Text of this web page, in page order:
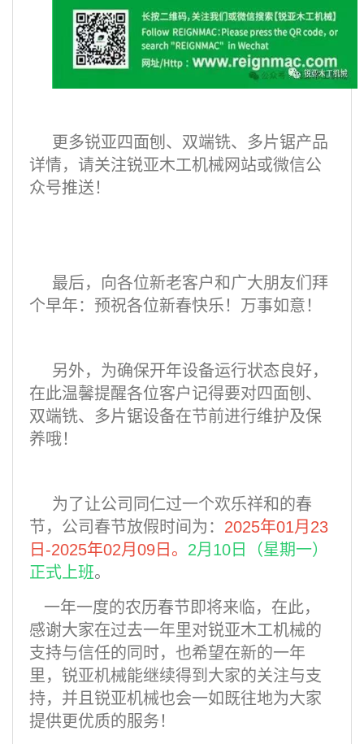
一年一度的农历春节即将来临，在此，
感谢大家在过去一年里对锐亚木工机械的
支持与信任的同时，也希望在新的一年
里，锐亚机械能继续得到大家的关注与支
持，并且锐亚机械也会一如既往地为大家
提供更优质的服务！
为了让公司同仁过一个欢乐祥和的春
节，公司春节放假时间为： 2025年01月23
日-2025年02月09日。 2月10日（星期一）
正式上班。
另外，为确保开年设备运行状态良好，
在此温馨提醒各位客户记得要对四面刨、
双端铣、多片锯设备在节前进行维护及保
养哦！
最后，向各位新老客户和广大朋友们拜
个早年：预祝各位新春快乐！万事如意！
更多锐亚四面刨、双端铣、多片锯产品
详情，请关注锐亚木工机械网站或微信公
众号推送！